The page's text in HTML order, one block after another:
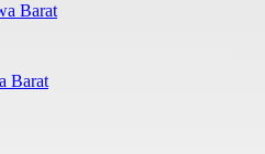
Barat
Barat